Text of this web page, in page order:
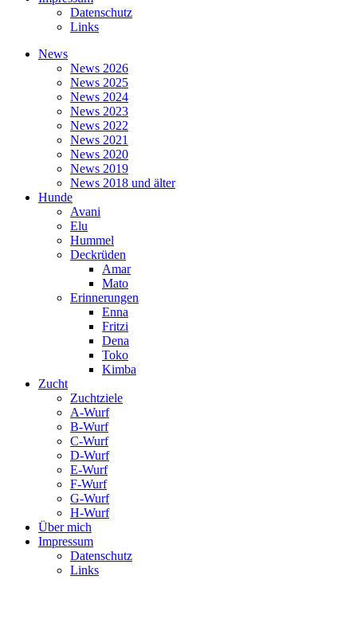
Datenschutz
Links
News
News 2026
News 2025
News 2024
News 2023
News 2022
News 2021
News 2020
News 2019
News 2018 und älter
Hunde
Avani
Elu
Hummel
Deckrüden
Amar
Mato
Erinnerungen
Enna
Fritzi
Dena
Toko
Kimba
Zucht
Zuchtziele
A-Wurf
B-Wurf
C-Wurf
D-Wurf
E-Wurf
F-Wurf
G-Wurf
H-Wurf
Über mich
Impressum
Datenschutz
Links